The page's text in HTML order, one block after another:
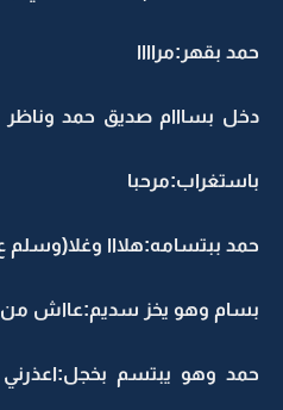
حمد بقهر:مراااا
دخل بسااام صديق حمد
باستغراب:مرحبا
حمد ببتسامه:هلااا وغلا(وسلم
بسام وهو يخز سديم:عااش من
حمد وهو يبتسم